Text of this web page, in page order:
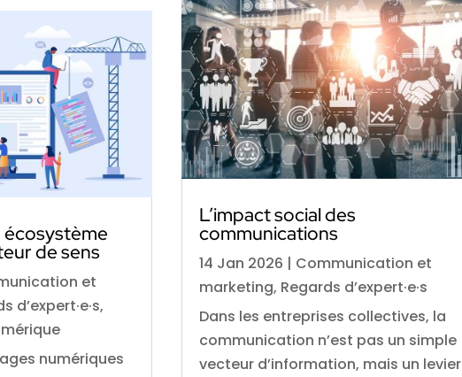
écosystème
de sens
et
d’expert·e·s,
numériques
L’impact social des
communications
14 Jan 2026 | Communication et
marketing, Regards d’expert·e·s
Dans les entreprises collectives, la
communication n’est pas un simple
vecteur d’information, mais un levier